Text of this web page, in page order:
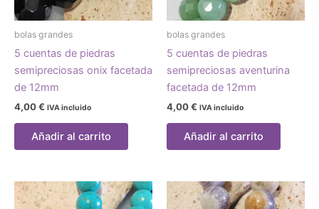
bolas grandes
5 cuentas de piedras
semipreciosas onix facetada
de 12mm
4,00€ IVA incluido
Añadir al carrito
bolas grandes
5 cuentas de piedras
semipreciosas aventurina
facetada de 12mm
4,00€ IVA incluido
Añadir al carrito